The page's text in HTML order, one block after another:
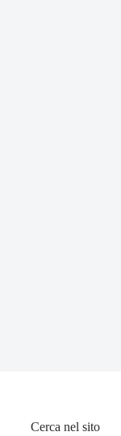
Cerca nel sito